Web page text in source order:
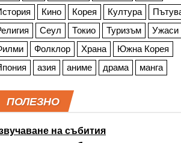
Кино Корея Култура
Сеул Токио Туризъм
Ужаси
Фолклор Храна
Южна Корея
азия аниме драма манга
ПОЛЕЗНО
на събития